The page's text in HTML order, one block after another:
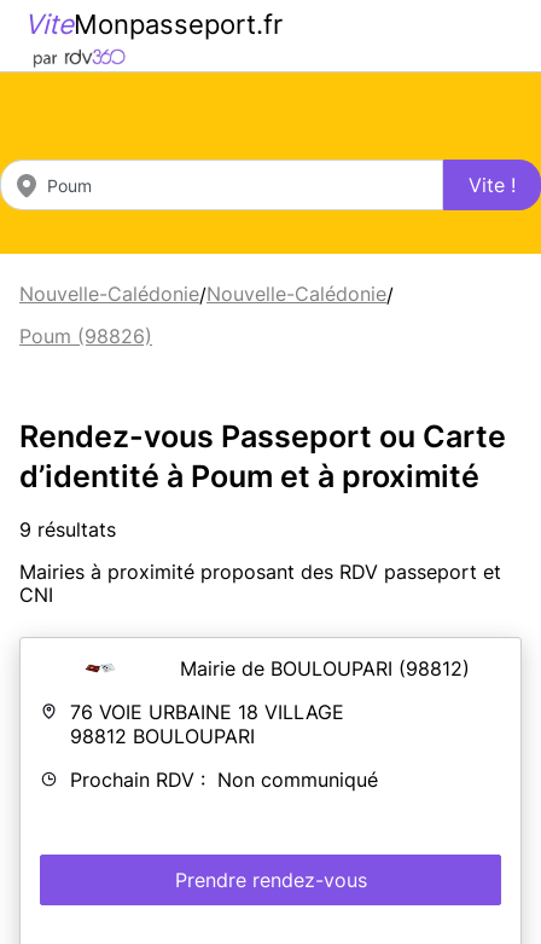
ViteMonpasseport.fr
Vite !
Nouvelle-Calédonie/Nouvelle-Calédonie/
Poum (98826)
Rendez-vous Passeport ou Carte
d’identité à Poum et à proximité
9 résultats
Mairies à proximité proposant des RDV passeport et
CNI
Mairie de BOULOUPARI (98812)
76 VOIE URBAINE 18 VILLAGE
98812 BOULOUPARI
Prochain RDV : Non communiqué
Prendre rendez-vous